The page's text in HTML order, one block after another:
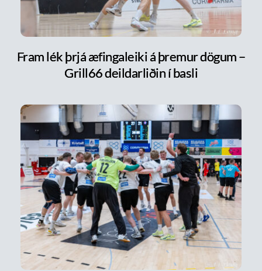
Fram lék þrjá æfingaleiki á þremur dögum –
Grill66 deildarliðin í basli